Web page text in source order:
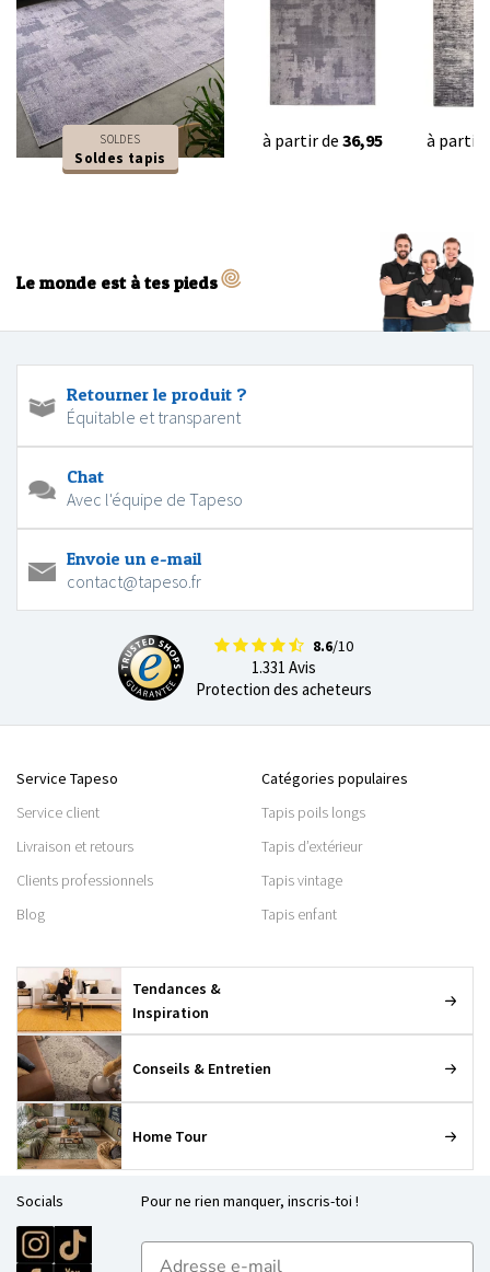
SOLDES
Soldes tapis
à partir de 36,95 à partir
Le monde est à tes pieds
Retourner le produit ?
Équitable et transparent
Chat
Avec l'équipe de Tapeso
Envoie un e-mail
contact@tapeso.fr
8.6/10
1.331 Avis
Protection des acheteurs
Service Tapeso
Service client
Livraison et retours
Clients professionnels
Blog
Catégories populaires
Tapis poils longs
Tapis d’extérieur
Tapis vintage
Tapis enfant
Tendances &
Inspiration
Conseils & Entretien
Home Tour
Socials Pour ne rien manquer, inscris-toi !
E-mailadres